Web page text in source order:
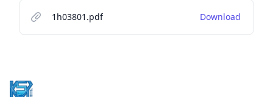
1h03801.pdf Download